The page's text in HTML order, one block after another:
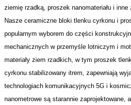
ziemię rzadką, proszek nanomateriału i inne
Nasze ceramiczne bloki tlenku cyrkonu i
popularnym wyborem do części
mechanicznych w przemyśle lotniczym i
materiały ziem rzadkich, w tym proszek
cyrkonu stabilizowany itrem, zapewniają
technologiach komunikacyjnych 5G i
nanometrowe są starannie zaprojektowane,